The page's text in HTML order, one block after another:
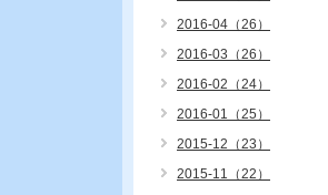
2016-04（26）
2016-03（26）
2016-02（24）
2016-01（25）
2015-12（23）
2015-11（22）